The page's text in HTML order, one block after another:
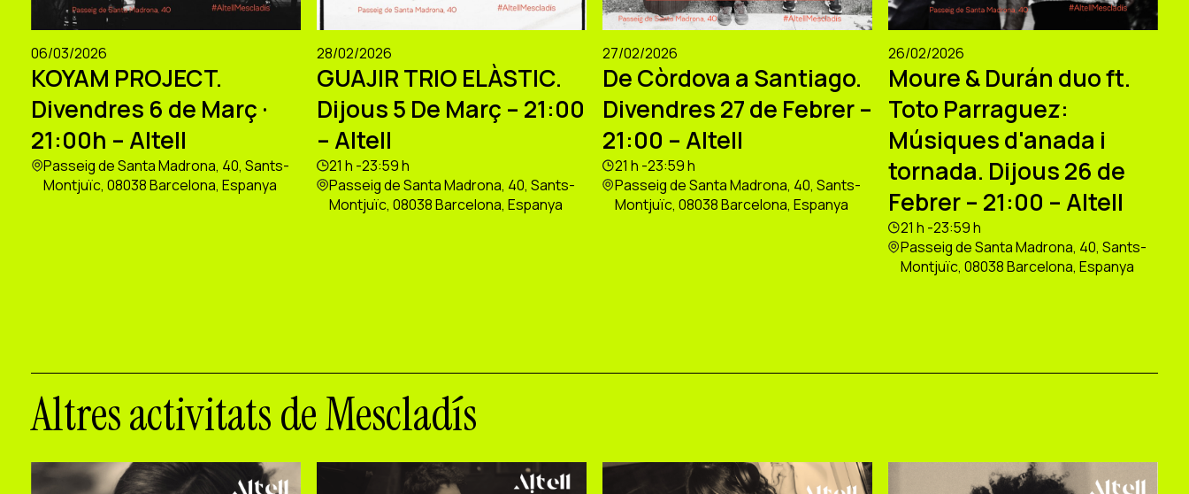
06/03/2026
KOYAM PROJECT.
Divendres 6 de Març ·
21:00h – Altell
Passeig de Santa Madrona, 40, Sants-
Montjuïc, 08038 Barcelona, Espanya
28/02/2026
GUAJIR TRIO ELÀSTIC.
Dijous 5 De Març – 21:00
– Altell
21 h -23:59 h
Passeig de Santa Madrona, 40, Sants-
Montjuïc, 08038 Barcelona, Espanya
27/02/2026
De Còrdova a Santiago.
Divendres 27 de Febrer –
21:00 – Altell
21 h -23:59 h
Passeig de Santa Madrona, 40, Sants-
Montjuïc, 08038 Barcelona, Espanya
26/02/2026
Moure & Durán duo ft.
Toto Parraguez:
Músiques d'anada i
tornada. Dijous 26 de
Febrer – 21:00 – Altell
21 h -23:59 h
Passeig de Santa Madrona, 40, Sants-
Montjuïc, 08038 Barcelona, Espanya
Altres activitats de Mescladís